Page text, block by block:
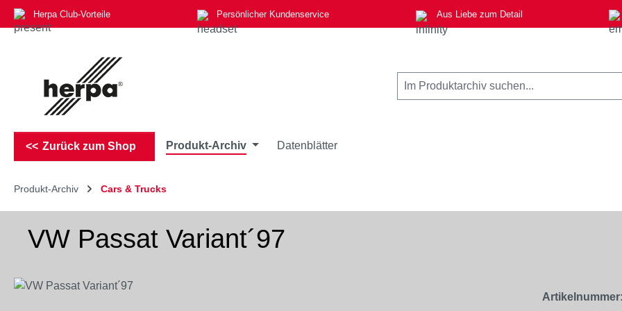
Hauptinhalt springen
Zur Suche springen
Zur Hauptnavigation springen
Herpa Club-Vorteile Persönlicher Kundenservice Aus Liebe zum Detail
Zurück zum Shop Produkt-Archiv Datenblätter
Produkt-Archiv Cars & Trucks
VW Passat Variant´97
Bildergalerie überspringen